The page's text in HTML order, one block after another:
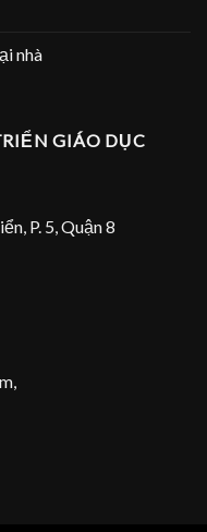
nhà
GIÁO DỤC
P. 5, Quận 8